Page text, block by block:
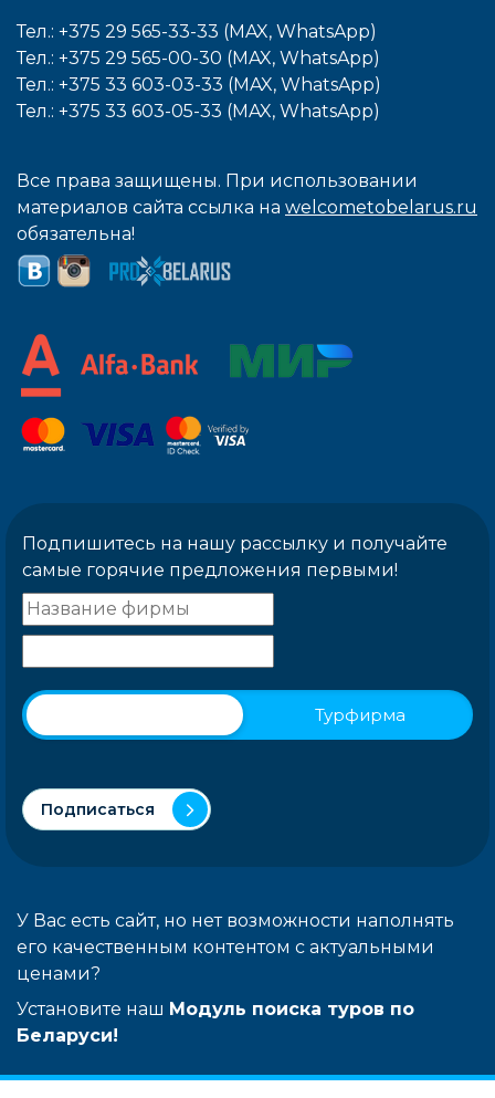
Тел.: +375 29 565-33-33 (MAX, WhatsApp)
Тел.: +375 29 565-00-30 (MAX, WhatsApp)
Тел.: +375 33 603-03-33 (MAX, WhatsApp)
Тел.: +375 33 603-05-33 (MAX, WhatsApp)
Все права защищены. При использовании
материалов сайта ссылка на welcometobelarus.ru
обязательна!
Подпишитесь на нашу рассылку и получайте
самые горячие предложения первыми!
Турфирма
Подписаться
У Вас есть сайт, но нет возможности наполнять
его качественным контентом с актуальными
ценами?
Установите наш Модуль поиска туров по
Беларуси!